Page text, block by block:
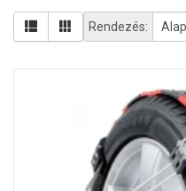
Rendezés: